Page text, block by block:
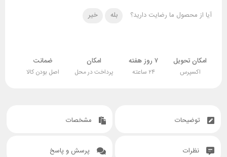
آیا از محصول ما رضایت دارید؟ بله خیر
امکان تحویل
اکسپرس
۷ روز هفته
۲۴ ساعته
امکان
پرداخت در محل
ضمانت
اصل بودن کالا
توضیحات مشخصات
نظرات پرسش و پاسخ